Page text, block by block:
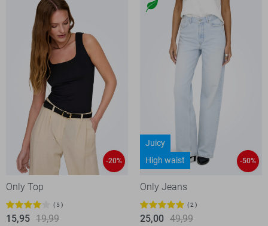
-20%
Only Top
5
15,95 19,99
Juicy
High waist
-50%
Only Jeans
2
25,00 49,99